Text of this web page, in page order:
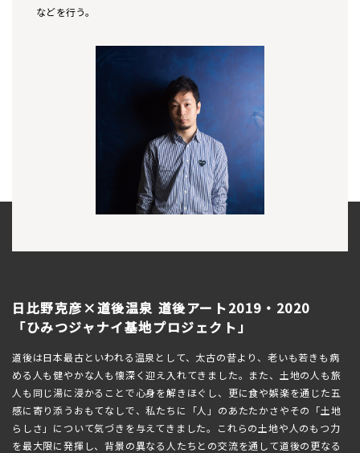
などを行う。
日比野克彦×道後温泉 道後アート2019・2020
「ひみつジャナイ基地プロジェクト」
道後は日本最古といわれる温泉として、太古の昔より、老いも若きも病
める人も健やかな人も懐深く迎え入れてきました。また、土地の人も旅
人も同じ湯に浸かることで心身を解きほぐし、更に食や娯楽を通じた五
感に寄り添うおもてなしで、私たちに「人」のあたたかさやその「土地
らしさ」について気づきを与えてきました。これらの土地や人のもつ力
を最大限に発揮し、背景の異なる人たちとの交流を通して道後の更なる